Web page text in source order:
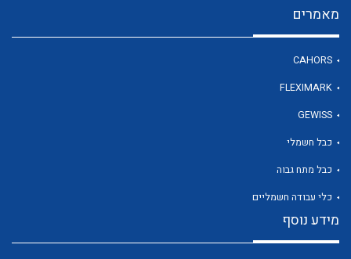
מאמרים
CAHORS
FLEXIMARK
GEWISS
כבל חשמלי
כבל מתח גבוה
כלי עבודה חשמליים
מידע נוסף